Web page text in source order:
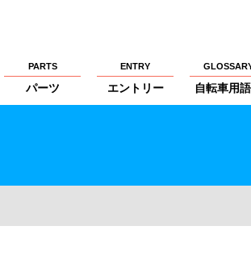
PARTS
パーツ
ENTRY
エントリー 自転車用